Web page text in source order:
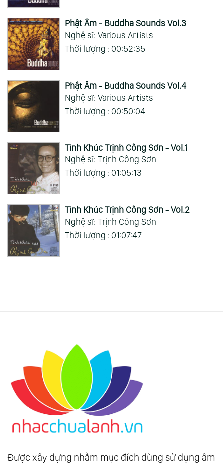
Phật Âm - Buddha Sounds Vol.3
Nghệ sĩ: Various Artists
Thời lượng : 00:52:35
Phật Âm - Buddha Sounds Vol.4
Nghệ sĩ: Various Artists
Thời lượng : 00:50:04
Tình Khúc Trịnh Công Sơn - Vol.1
Nghệ sĩ: Trịnh Công Sơn
Thời lượng : 01:05:13
Tình Khúc Trịnh Công Sơn - Vol.2
Nghệ sĩ: Trịnh Công Sơn
Thời lượng : 01:07:47
Được xây dựng nhằm mục đích dùng sử dụng âm